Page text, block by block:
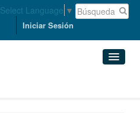
Select Language ▼
Iniciar Sesión